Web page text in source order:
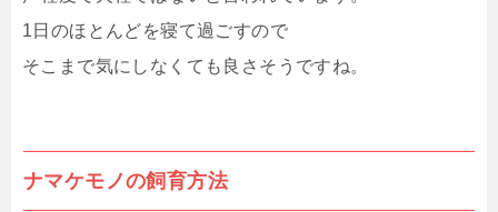
1日のほとんどを寝て過ごすので
そこまで気にしなくても良さそうですね。
ナマケモノの飼育方法